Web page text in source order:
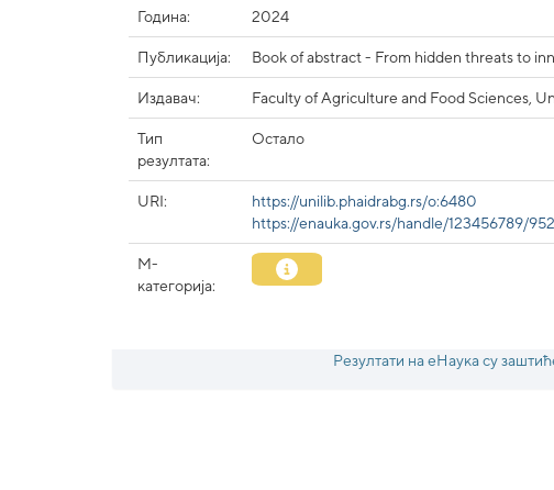
Година: 2024
Публикација: Book of abstract - From hidden threats to
Издавач: Faculty of Agriculture and Food Sciences,
Тип
резултата:
Остало
URI:
https://unilib.phaidrabg.rs/o:6480
https://enauka.gov.rs/handle/123456789/
М-
категорија:
Резултати на еНаука су